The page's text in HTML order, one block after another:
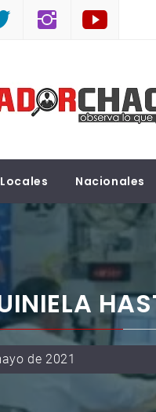
CHACO
Locales Nacionales
de 2021